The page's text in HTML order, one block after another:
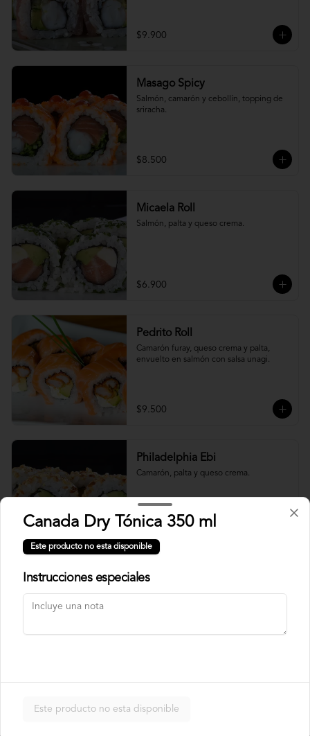
$9.900
Masago Spicy
Salmón, camarón y cebollín, topping de
sriracha.
$8.500
Micaela Roll
Salmón, palta y queso crema.
$6.900
Pedrito Roll
Camarón furay, queso crema y palta,
envuelto en salmón con salsa unagi.
$9.500
Philadelphia Ebi
Camarón, palta y queso crema.
Philadelphia Roll
Rainbow Roll
Canada Dry Tónica 350 ml
Este producto no esta disponible
Instrucciones especiales
Este producto no esta disponible